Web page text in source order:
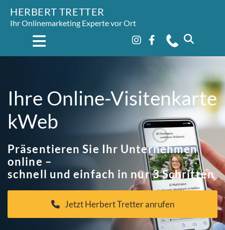
HERBERT TRETTER
Ihr Onlinemarketing Experte vor Ort
Ihre Online-Visitenkarte
kWeb
Präsentieren Sie Ihr Unternehmen
online –
schnell und einfach in nur 3 Schritten
Jetzt Herbert Tretter anrufen